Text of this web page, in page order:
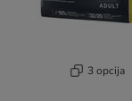
3 opcija